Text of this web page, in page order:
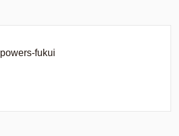
powers-fukui